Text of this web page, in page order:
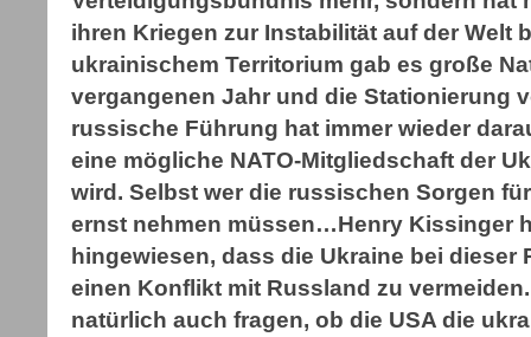
ihren Kriegen zur Instabilität auf der Welt
ukrainischem Territorium gab es große
vergangenen Jahr und die Stationierung
russische Führung hat immer wieder
eine mögliche NATO-Mitgliedschaft der
wird. Selbst wer die russischen Sorgen
ernst nehmen müssen…Henry Kissinger
hingewiesen, dass die Ukraine bei
einen Konflikt mit Russland zu
natürlich auch fragen, ob die USA die